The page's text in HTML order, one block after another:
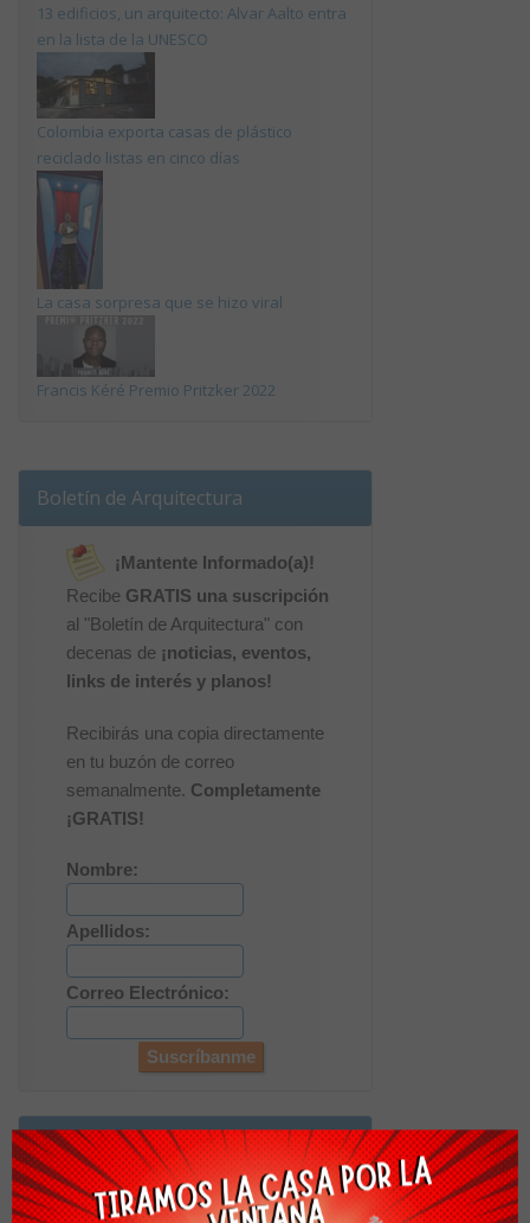
13 edificios, un arquitecto: Alvar Aalto entra
en la lista de la UNESCO
Colombia exporta casas de plástico
reciclado listas en cinco días
La casa sorpresa que se hizo viral
Francis Kéré Premio Pritzker 2022
Boletín de Arquitectura
¡Mantente Informado(a)!
Recibe GRATIS una suscripción
al "Boletín de Arquitectura" con
decenas de ¡noticias, eventos,
links de interés y planos!
Recibirás una copia directamente
en tu buzón de correo
semanalmente. Completamente
¡GRATIS!
Nombre:
Apellidos:
Correo Electrónico:
Descargas Recomendadas